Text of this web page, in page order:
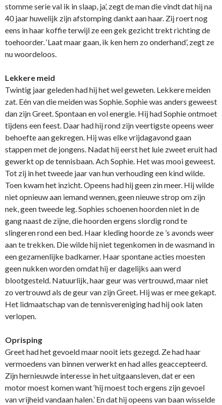
stomme serie val ik in slaap, ja’, zegt de man die vindt dat hij na
40 jaar huwelijk zijn afstomping dankt aan haar. Zij roert nog
eens in haar koffie terwijl ze een gek gezicht trekt richting de
toehoorder. ‘Laat maar gaan, ik ken hem zo onderhand’, zegt ze
nu woordeloos.
Lekkere meid
Twintig jaar geleden had hij het wel geweten. Lekkere meiden
zat. Eén van die meiden was Sophie. Sophie was anders geweest
dan zijn Greet. Spontaan en vol energie. Hij had Sophie ontmoet
tijdens een feest. Daar had hij rond zijn veertigste opeens weer
behoefte aan gekregen. Hij was elke vrijdagavond gaan
stappen met de jongens. Nadat hij eerst het luie zweet eruit had
gewerkt op de tennisbaan. Ach Sophie. Het was mooi geweest.
Tot zij in het tweede jaar van hun verhouding een kind wilde.
Toen kwam het inzicht. Opeens had hij geen zin meer. Hij wilde
niet opnieuw aan iemand wennen, geen nieuwe strop om zijn
nek, geen tweede leg. Sophies schoenen hoorden niet in de
gang naast de zijne, die hoorden ergens slordig rond te
slingeren rond een bed. Haar kleding hoorde ze ’s avonds weer
aan te trekken. Die wilde hij niet tegenkomen in de wasmand in
een gezamenlijke badkamer. Haar spontane acties moesten
geen nukken worden omdat hij er dagelijks aan werd
blootgesteld. Natuurlijk, haar geur was vertrouwd, maar niet
zo vertrouwd als de geur van zijn Greet. Hij was er mee gekapt.
Het lidmaatschap van de tennisvereniging had hij ook laten
verlopen.
Oprisping
Greet had het gevoeld maar nooit iets gezegd. Ze had haar
vermoedens van binnen verwerkt en had alles geaccepteerd.
Zijn hernieuwde interesse in het uitgaansleven, dat er een
motor moest komen want ‘hij moest toch ergens zijn gevoel
van vrijheid vandaan halen.’ En dat hij opeens van baan wisselde